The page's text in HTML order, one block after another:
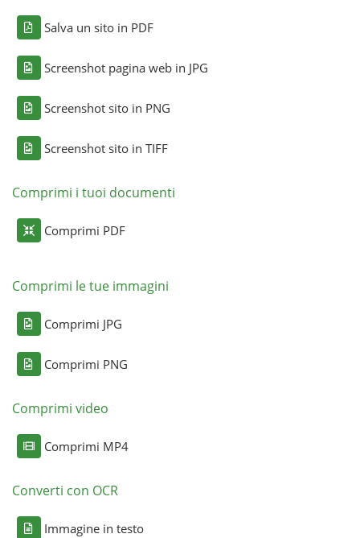
Salva un sito in PDF
Screenshot pagina web in JPG
Screenshot sito in PNG
Screenshot sito in TIFF
Comprimi i tuoi documenti
Comprimi PDF
Comprimi le tue immagini
Comprimi JPG
Comprimi PNG
Comprimi video
Comprimi MP4
Converti con OCR
Immagine in testo